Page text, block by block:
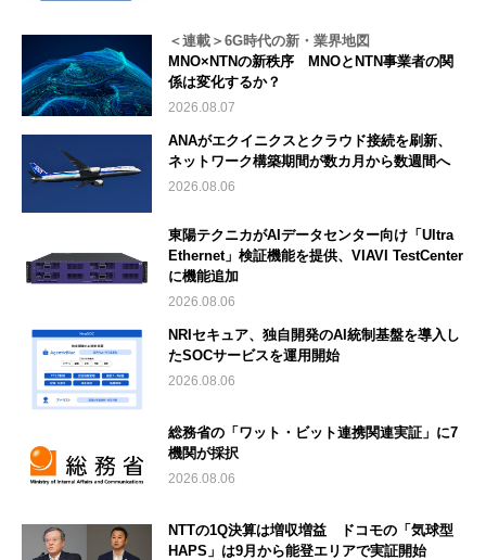
＜連載＞6G時代の新・業界地図
MNO×NTNの新秩序 MNOとNTN事業者の関
係は変化するか？
2026.08.07
ANAがエクイニクスとクラウド接続を刷新、
ネットワーク構築期間が数カ月から数週間へ
2026.08.06
東陽テクニカがAIデータセンター向け「Ultra
Ethernet」検証機能を提供、VIAVI TestCenter
に機能追加
2026.08.06
NRIセキュア、独自開発のAI統制基盤を導入し
たSOCサービスを運用開始
2026.08.06
総務省の「ワット・ビット連携関連実証」に7
機関が採択
2026.08.06
NTTの1Q決算は増収増益 ドコモの「気球型
HAPS」は9月から能登エリアで実証開始